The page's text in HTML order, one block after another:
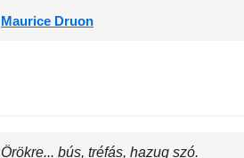
Maurice Druon
Örökre... bús, tréfás, hazug szó.